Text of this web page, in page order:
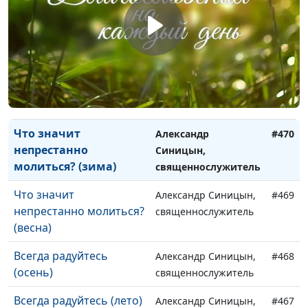
Что значит
непрестанно молиться?
(осень)
Александр Синицын,
священнослужитель
#472
Что значит
непрестанно молиться?
(лето)
Александр Синицын,
священнослужитель
#471
Что значит
непрестанно
молиться? (зима)
Александр
Синицын,
священнослужитель
#470
Что значит
непрестанно молиться?
(весна)
Александр Синицын,
священнослужитель
#469
Всегда радуйтесь
(осень)
Александр Синицын,
священнослужитель
#468
Всегда радуйтесь (лето)
Александр Синицын,
#467